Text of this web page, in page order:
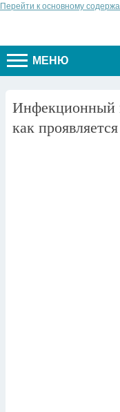
Перейти к основному
МЕНЮ
Инфекционный
как